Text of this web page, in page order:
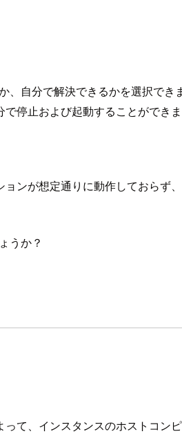
自分で解決できるかを選択できま
停止および起動することができ
ンが想定通りに動作しておらず
うか？
て、インスタンスのホストコン